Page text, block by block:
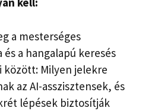
a mesterséges
a hangalapú keresés
között: Milyen jelekre
az AI-asszisztensek, és
lépések biztosítják